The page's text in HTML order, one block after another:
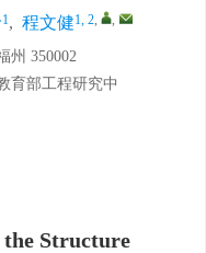
1, 程文健1, 2, ,
州 350002
育部工程研究中
the Structure